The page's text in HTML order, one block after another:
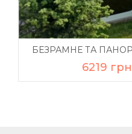
БЕЗРАМНЕ ТА
6219